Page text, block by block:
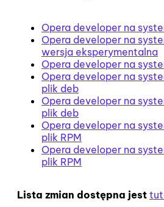
Opera developer na
Opera developer na
wersja eksperymentalna
Opera developer na
Opera developer na
plik deb
Opera developer na
plik deb
Opera developer na
plik RPM
Opera developer na
plik RPM
Lista zmian dostępna jest